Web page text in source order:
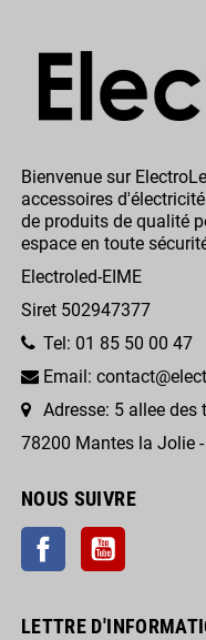
Bienvenue sur
accessoires
de produits de qualité
espace en toute
Electroled-EIME
Siret 502947377
Tel: 01 85 50 00 47
Email:
Adresse: 5 allee des
78200 Mantes la Jolie -
NOUS SUIVRE
FacebookYouTube
LETTRE